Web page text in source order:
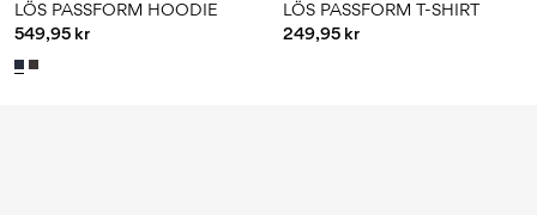
LÖS PASSFORM HOODIE
549,95 kr
LÖS PASSFORM T-SHIRT
249,95 kr